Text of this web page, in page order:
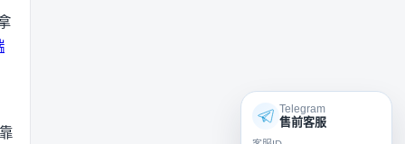
Telegram
售前客服